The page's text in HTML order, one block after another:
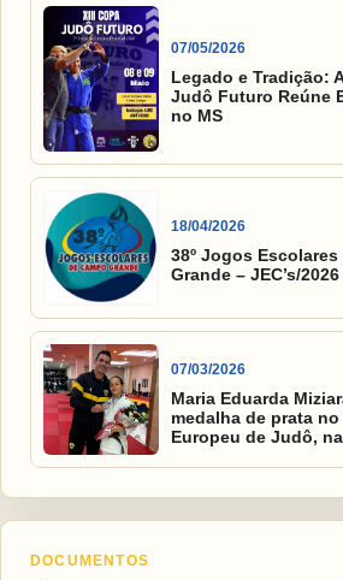
07/05/2026
Legado e Tradição:
Judô Futuro Reúne
no MS
18/04/2026
38º Jogos Escolares
Grande – JEC’s/2026
07/03/2026
Maria Eduarda
medalha de prata
Europeu de Judô,
DOCUMENTOS